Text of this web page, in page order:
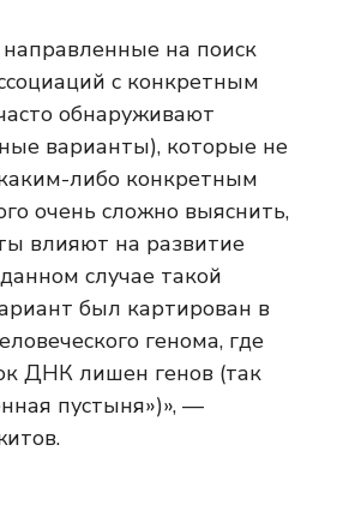
направленные на поиск
с конкретным
обнаруживают
варианты), которые не
либо конкретным
очень сложно выяснить,
влияют на развитие
случае такой
был картирован в
генома, где
ДНК лишен генов (так
пустыня»)», —